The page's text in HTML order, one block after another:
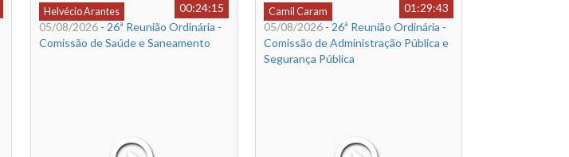
Helvécio Arantes
00:24:15
05/08/2026- 26ª Reunião Ordinária -
Comissão de Saúde e Saneamento
Camil Caram
01:29:43
05/08/2026 - 26ª Reunião Ordinária -
Comissão de Administração Pública e
Segurança Pública